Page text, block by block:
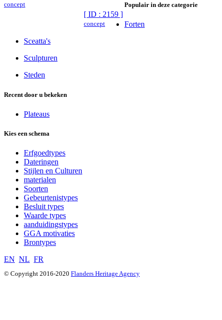
concept
[ ID : 2159 ]
concept
Populair in deze categorie
Forten
Sceatta's
Sculpturen
Steden
Recent door u bekeken
Plateaus
Kies een schema
Erfgoedtypes
Dateringen
Stijlen en Culturen
materialen
Soorten
Gebeurtenistypes
Besluit types
Waarde types
aanduidingstypes
GGA motivaties
Brontypes
EN NL FR
© Copyright 2016-2020 Flanders Heritage Agency